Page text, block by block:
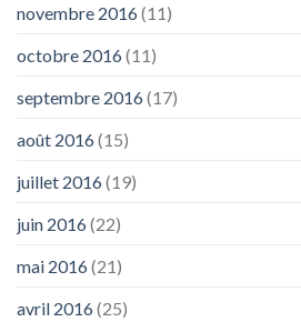
novembre 2016(11)
octobre 2016(11)
septembre 2016(17)
août 2016(15)
juillet 2016(19)
juin 2016(22)
mai 2016(21)
avril 2016(25)